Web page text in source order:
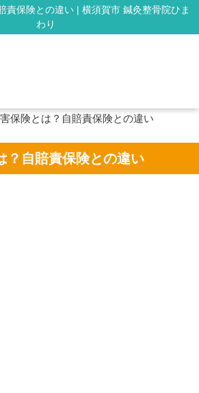
責保険との違い | 横須賀市 鍼灸整骨院ひま
わり
保険とは？自賠責保険との違い
？自賠責保険との違い